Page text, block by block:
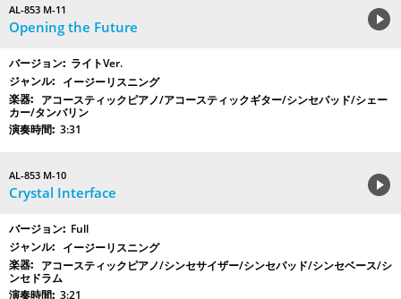
AL-853 M-11
Opening the Future
ライトVer.
イージーリスニング
アコースティックピアノ/アコースティックギター/シンセパッド/シェー
カー/タンバリン
3:31
AL-853 M-10
Crystal Interface
Full
イージーリスニング
アコースティックピアノ/シンセサイザー/シンセパッド/シンセベース/シ
ンセドラム
3:21